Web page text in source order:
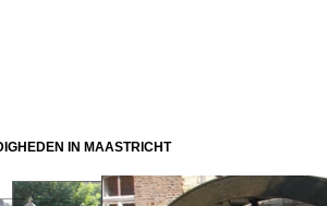
IN MAASTRICHT